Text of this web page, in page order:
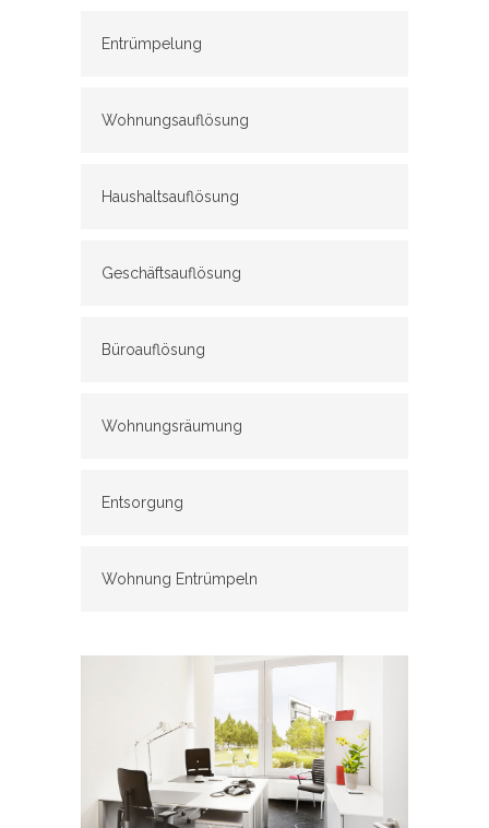
Entrümpelung
Wohnungsauflösung
Haushaltsauflösung
Geschäftsauflösung
Büroauflösung
Wohnungsräumung
Entsorgung
Wohnung Entrümpeln